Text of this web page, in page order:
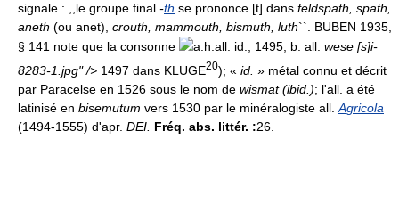
signale : ,,le groupe final -th se prononce [t] dans feldspath, spath,
aneth (ou anet), crouth, mammouth, bismuth, luth``. BUBEN 1935,
§ 141 note que la consonne
a.h.all. id., 1495, b. all. wese [s]i-
8283-1.jpg" /> 1497 dans KLUGE20); « id. » métal connu et décrit
par Paracelse en 1526 sous le nom de wismat (ibid.); l'all. a été
latinisé en bisemutum vers 1530 par le minéralogiste all. Agricola
(1494-1555) d'apr. DEI. Fréq. abs. littér. :26.